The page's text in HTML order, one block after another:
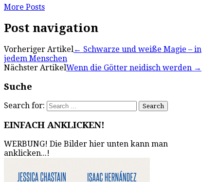
More Posts
Post navigation
Vorheriger Artikel← Schwarze und weiße Magie – in
jedem Menschen
Nächster ArtikelWenn die Götter neidisch werden →
Suche
Search for:
EINFACH ANKLICKEN!
WERBUNG! Die Bilder hier unten kann man
anklicken...!